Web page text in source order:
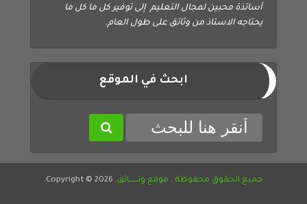
أساتذة محبين لمجال التعليم إلى توفير كل ما كل ما
يحتاجه الاستاذ من وثائق على طول العام.
ابحث في الموقع
جميع الحقوق محفوظة . موقع وثــــــائق. Copyright © 2026.